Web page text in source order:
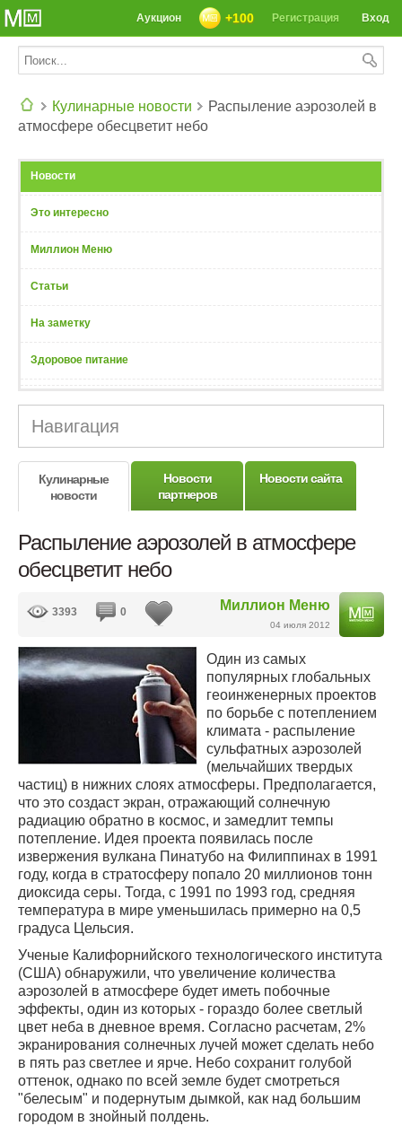
Вход
Регистрация
+100
Аукцион
Кулинарные новости
Распыление аэрозолей в
атмосфере обесцветит небо
Новости
Это интересно
Миллион Меню
Статьи
На заметку
Здоровое питание
Навигация
Кулинарные
новости
Новости
партнеров
Новости сайта
Распыление аэрозолей в атмосфере
обесцветит небо
Миллион Меню
04 июля 2012
3393 0
Один из самых
популярных глобальных
геоинженерных проектов
по борьбе с потеплением
климата - распыление
сульфатных аэрозолей
(мельчайших твердых
частиц) в нижних слоях атмосферы. Предполагается,
что это создаст экран, отражающий солнечную
радиацию обратно в космос, и замедлит темпы
потепление. Идея проекта появилась после
извержения вулкана Пинатубо на Филиппинах в 1991
году, когда в стратосферу попало 20 миллионов тонн
диоксида серы. Тогда, с 1991 по 1993 год, средняя
температура в мире уменьшилась примерно на 0,5
градуса Цельсия.
Ученые Калифорнийского технологического института
(США) обнаружили, что увеличение количества
аэрозолей в атмосфере будет иметь побочные
эффекты, один из которых - гораздо более светлый
цвет неба в дневное время. Согласно расчетам, 2%
экранирования солнечных лучей может сделать небо
в пять раз светлее и ярче. Небо сохранит голубой
оттенок, однако по всей земле будет смотреться
"белесым" и подернутым дымкой, как над большим
городом в знойный полдень.